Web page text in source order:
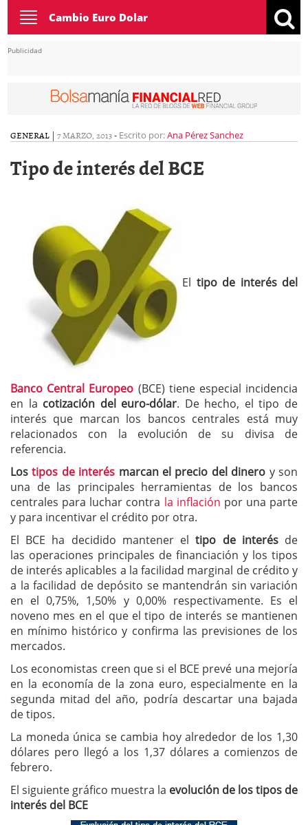
Toggle
navigation
Cambio Euro Dolar
Publicidad
GENERAL | 7 MARZO, 2013- Escrito por:Ana Pérez Sanchez
Tipo de interés del BCE
El tipo de interés del
Banco Central Europeo (BCE) tiene especial incidencia
en la cotización del euro-dólar. De hecho, el tipo de
interés que marcan los bancos centrales está muy
relacionados con la evolución de su divisa de
referencia.
Lostipos de interés marcan el precio del dinero y son
una de las principales herramientas de los bancos
centrales para luchar contra la inflación por una parte
y para incentivar el crédito por otra.
El BCE ha decidido mantener eltipo de interésde
las operaciones principales de financiación y los tipos
de interés aplicables a la facilidad marginal de crédito y
a la facilidad de depósito se mantendrán sin variación
en el 0,75%, 1,50% y 0,00% respectivamente. Es el
noveno mes en el que el tipo de interés se mantienen
en mínimo histórico y confirma las previsiones de los
mercados.
Los economistas creen que si el BCE prevé una mejoría
en la economía de la zona euro, especialmente en la
segunda mitad del año, podría descartar una bajada
de tipos.
La moneda única se cambia hoy alrededor de los 1,30
dólares pero llegó a los 1,37 dólares a comienzos de
febrero.
El siguiente gráfico muestra la evolución de los tipos de
interés del BCE